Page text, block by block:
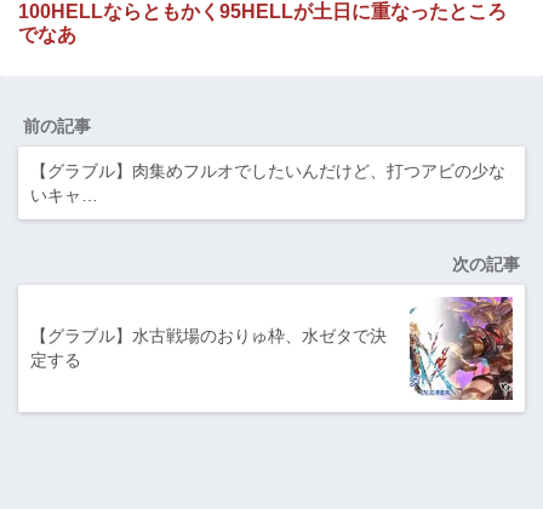
100HELLならともかく95HELLが土日に重なったところ
でなあ
前の記事
【グラブル】肉集めフルオでしたいんだけど、打つアビの少な
いキャ…
次の記事
【グラブル】水古戦場のおりゅ枠、水ゼタで決
定する